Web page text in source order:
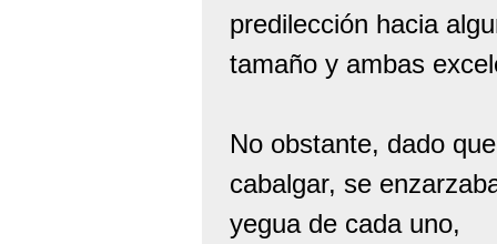
predilección hacia
tamaño y ambas
No obstante, dado
cabalgar, se
yegua de cada uno,